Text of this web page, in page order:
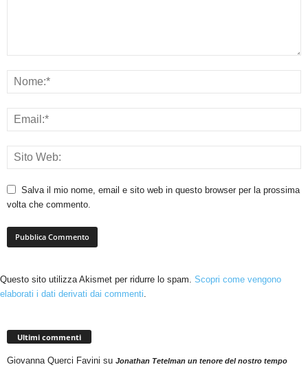
Salva il mio nome, email e sito web in questo browser per la prossima
volta che commento.
Questo sito utilizza Akismet per ridurre lo spam. Scopri come vengono
elaborati i dati derivati dai commenti.
Ultimi commenti
Giovanna Querci Favini su Jonathan Tetelman un tenore del nostro tempo